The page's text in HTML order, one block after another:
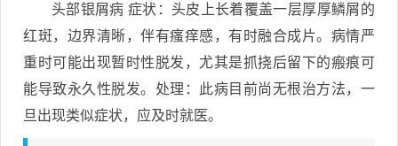
头部银屑病 症状：头皮上长着覆盖一层厚厚鳞屑的
红斑，边界清晰，伴有瘙痒感，有时融合成片。病情严
重时可能出现暂时性脱发，尤其是抓挠后留下的瘢痕可
能导致永久性脱发。处理：此病目前尚无根治方法，一
旦出现类似症状，应及时就医。